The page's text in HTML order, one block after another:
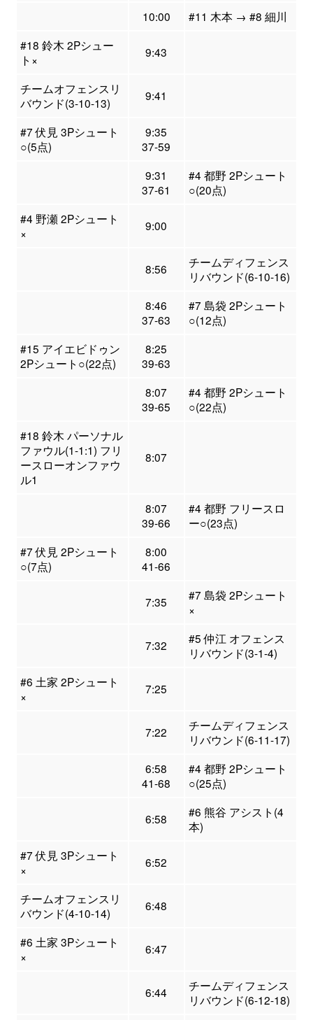
10:00
#11 木本 → #8 細川
#18 鈴木 2Pシュー
ト×
9:43
チームオフェンスリ
バウンド(3-10-13)
9:41
#7 伏見 3Pシュート
○(5点)
9:35
37-59
9:31
37-61
#4 都野 2Pシュート
○(20点)
#4 野瀬 2Pシュート
×
9:00
8:56
チームディフェンス
リバウンド(6-10-16)
8:46
37-63
#7 島袋 2Pシュート
○(12点)
#15 アイエビドゥン
2Pシュート○(22点)
8:25
39-63
8:07
39-65
#4 都野 2Pシュート
○(22点)
#18 鈴木 パーソナル
ファウル(1-1:1) フリ
ースローオンファウ
ル1
8:07
8:07
39-66
#4 都野 フリースロ
ー○(23点)
#7 伏見 2Pシュート
○(7点)
8:00
41-66
7:35
#7 島袋 2Pシュート
×
7:32
#5 仲江 オフェンス
リバウンド(3-1-4)
#6 土家 2Pシュート
×
7:25
7:22
チームディフェンス
リバウンド(6-11-17)
6:58
41-68
#4 都野 2Pシュート
○(25点)
6:58
#6 熊谷 アシスト(4
本)
#7 伏見 3Pシュート
×
6:52
チームオフェンスリ
バウンド(4-10-14)
6:48
#6 土家 3Pシュート
×
6:47
6:44
チームディフェンス
リバウンド(6-12-18)